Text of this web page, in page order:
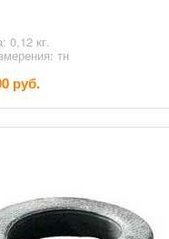
0,12 кг.
тн
руб.